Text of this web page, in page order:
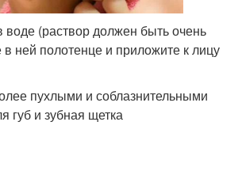
воде (раствор должен быть очень
в ней полотенце и приложите к лицу
пухлыми и соблазнительными
губ и зубная щетка